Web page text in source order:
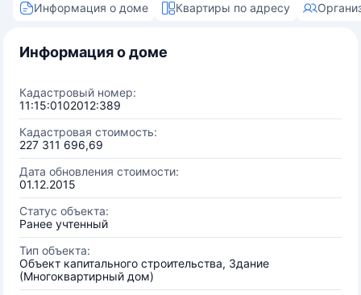
Информация о доме Квартиры по адресу
Информация о доме
Кадастровый номер:
11:15:0102012:389
Кадастровая стоимость:
227 311 696,69
Дата обновления стоимости:
01.12.2015
Статус объекта:
Ранее учтенный
Тип объекта:
Объект капитального строительства, Здание
(Многоквартирный дом)